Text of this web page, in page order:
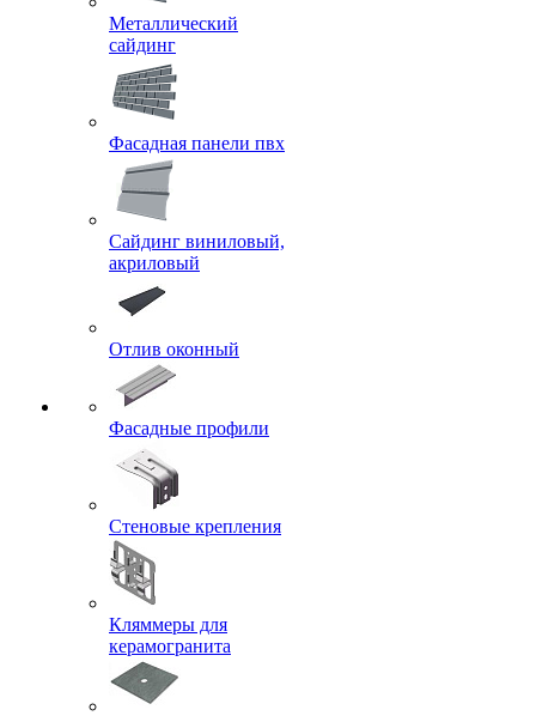
Металлический
сайдинг
Фасадная панели пвх
Сайдинг виниловый,
акриловый
Отлив оконный
Фасадные профили
Стеновые крепления
Кляммеры для
керамогранита